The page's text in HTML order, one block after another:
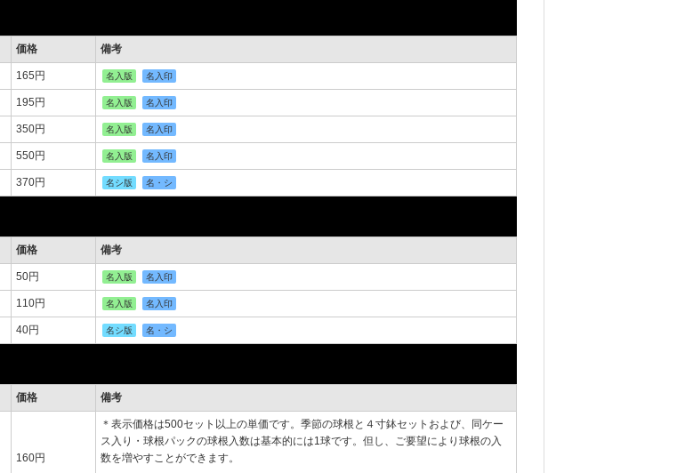
価格 備考
165円 名入版 名入印
195円 名入版 名入印
350円 名入版 名入印
550円 名入版 名入印
370円 名シ版 名・シ
価格 備考
50円 名入版 名入印
110円 名入版 名入印
40円 名シ版 名・シ
価格 備考
160円
＊表示価格は500セット以上の単価です。季節の球根と４寸鉢セットおよび、同ケー
ス入り・球根パックの球根入数は基本的には1球です。但し、ご要望により球根の入
数を増やすことができます。